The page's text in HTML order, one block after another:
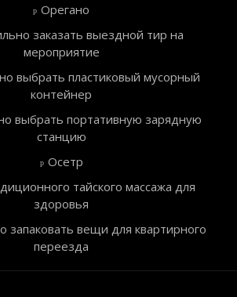
Орегано
заказать выездной тир на
мероприятие
выбрать пластиковый мусорный
контейнер
выбрать портативную зарядную
станцию
Осетр
тайского массажа для
здоровья
запаковать вещи для квартирного
переезда